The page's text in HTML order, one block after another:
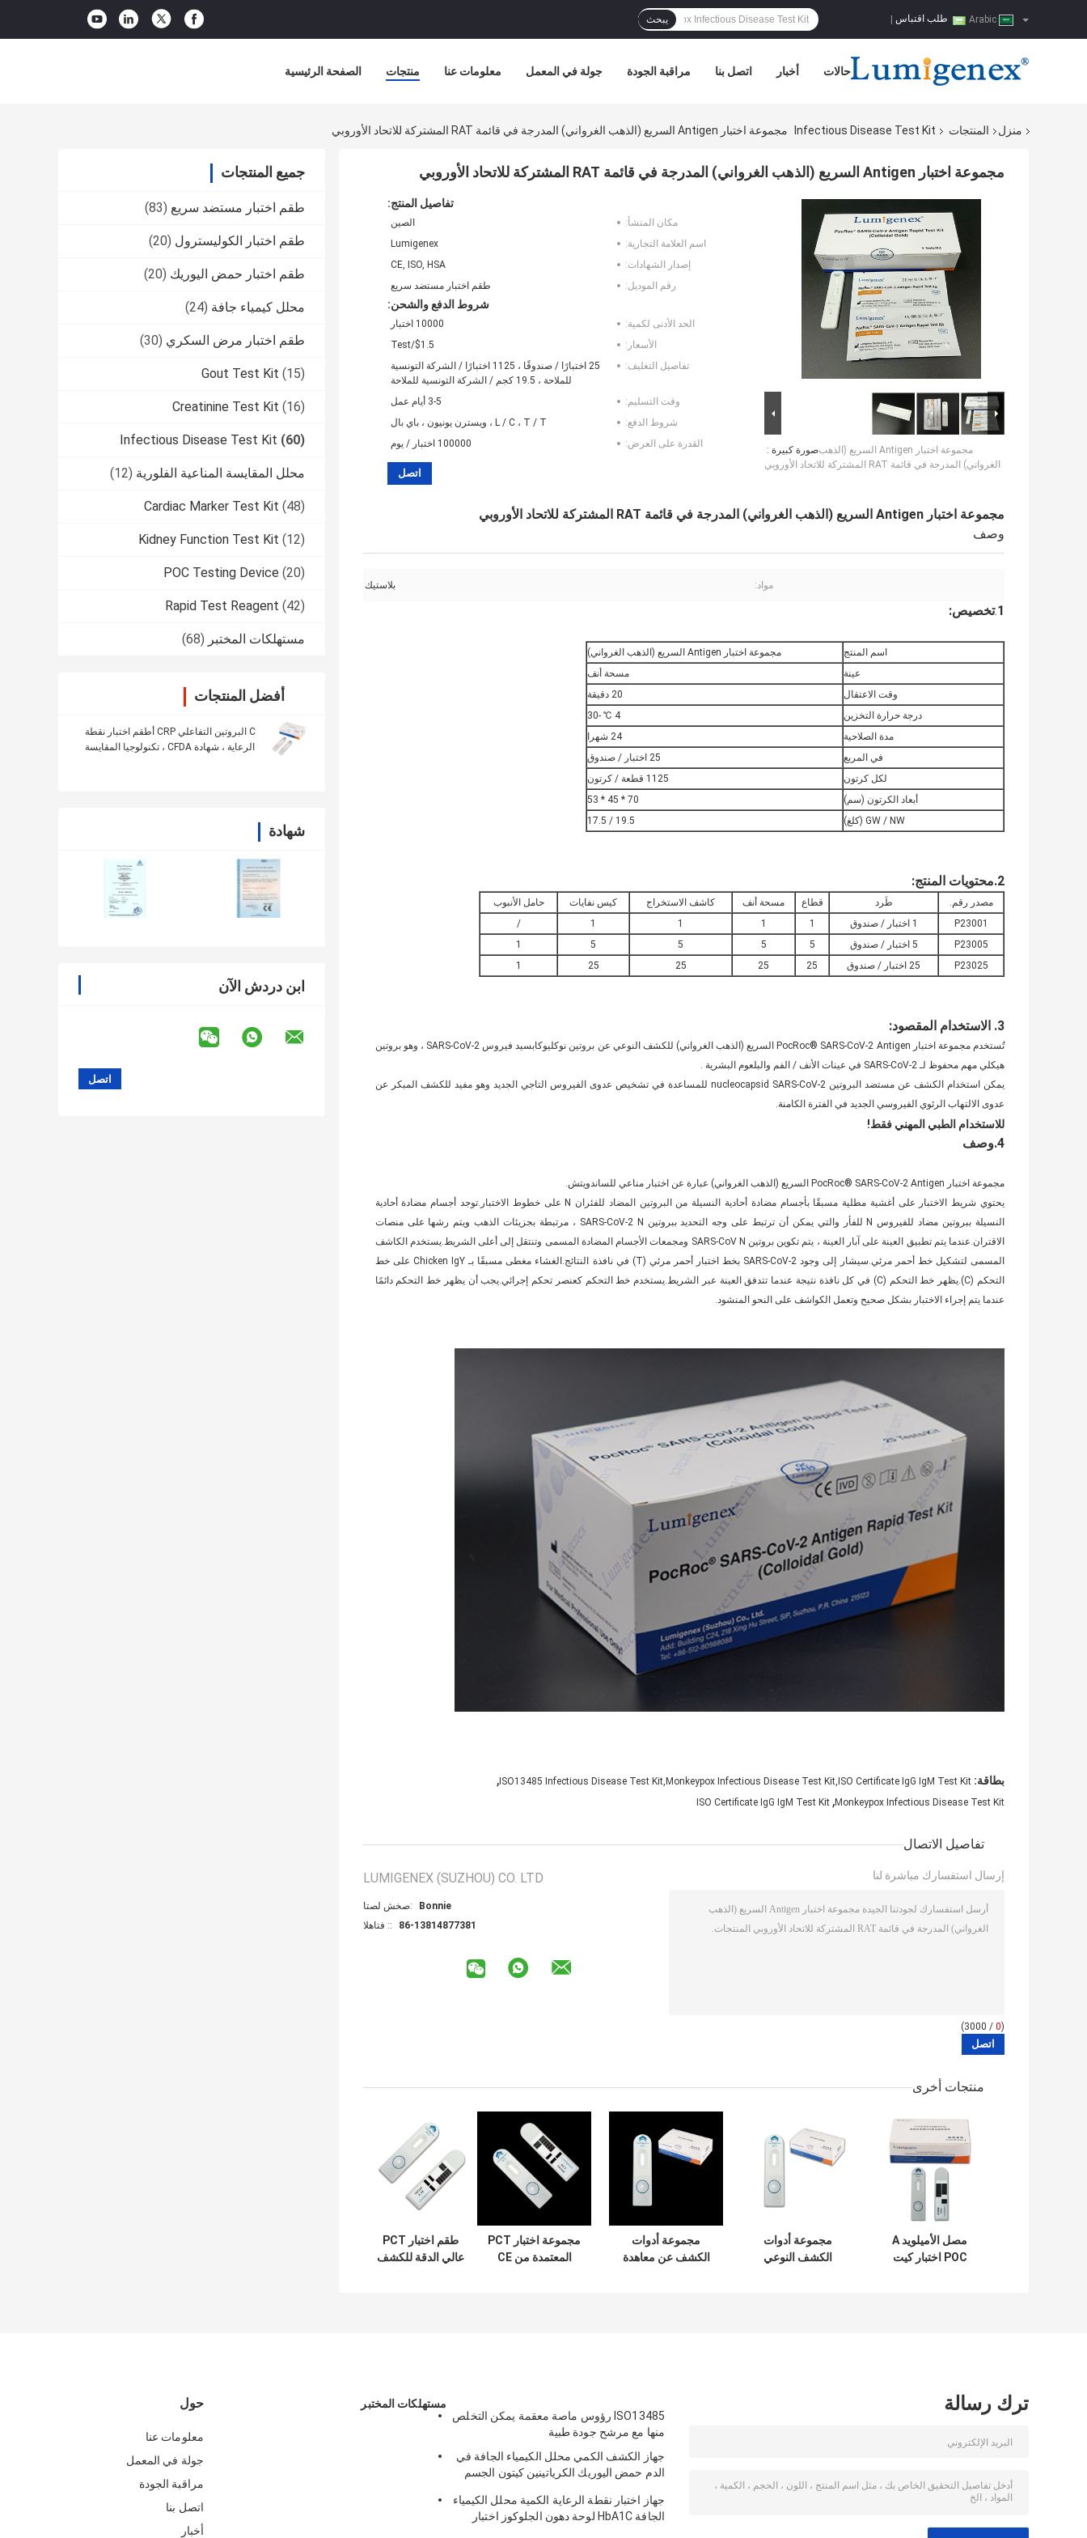
طلب اقتباس يبحث
الصفحة الرئيسية منتجات معلومات عنا جولة في المعمل مراقبة الجودة اتصل بنا أخبار حالات
منزل المنتجات Infectious Disease Test Kit مجموعة اختبار Antigen السريع (الذهب الغرواني) المدرجة في قائمة RAT المشتركة للاتحاد الأوروبي
جميع المنتجات
طقم اختبار مستضد سريع (83)
طقم اختبار الكوليسترول (20)
طقم اختبار حمض اليوريك (20)
محلل كيمياء جافة (24)
طقم اختبار مرض السكري (30)
Gout Test Kit (15)
Creatinine Test Kit (16)
Infectious Disease Test Kit (60)
محلل المقايسة المناعية الفلورية (12)
Cardiac Marker Test Kit (48)
Kidney Function Test Kit (12)
POC Testing Device (20)
Rapid Test Reagent (42)
مستهلكات المختبر (68)
أفضل المنتجات
C البروتين التفاعلي CRP أطقم اختبار نقطة
الرعاية ، شهادة CFDA ، تكنولوجيا المقايسة
شهادة
ابن دردش الآن
مجموعة اختبار Antigen السريع (الذهب الغرواني) المدرجة في قائمة RAT المشتركة للاتحاد الأوروبي
صورة كبيرة :مجموعة اختبار Antigen السريع (الذهب
الغرواني) المدرجة في قائمة RAT المشتركة للاتحاد الأوروبي
تفاصيل المنتج:
مكان المنشأ:
الصين
اسم العلامة التجارية:
Lumigenex
إصدار الشهادات:
CE, ISO, HSA
رقم الموديل:
طقم اختبار مستضد سريع
شروط الدفع والشحن:
الحد الأدنى لكمية:
10000 اختبار
الأسعار:
$1.5/Test
تفاصيل التغليف:
25 اختبارًا / صندوقًا ، 1125 اختبارًا / الشركة التونسية
للملاحة ، 19.5 كجم / الشركة التونسية للملاحة
وقت التسليم:
3-5 أيام عمل
شروط الدفع:
L / C ، T / T ، ويسترن يونيون ، باي بال
القدرة على العرض:
100000 اختبار / يوم
اتصل
مجموعة اختبار Antigen السريع (الذهب الغرواني) المدرجة في قائمة RAT المشتركة للاتحاد الأوروبي
وصف
مواد: بلاستيك
1
.تخصيص:
اسم المنتج
مجموعة اختبار Antigen السريع (الذهب الغرواني)
عينة
مسحة أنف
وقت الاعتقال
20 دقيقة
درجة حرارة التخزين
4 ℃ -30
مدة الصلاحية
24 شهرا
في المربع
25 اختبار / صندوق
لكل كرتون
1125 قطعة / كرتون
أبعاد الكرتون (سم)
70 * 45 * 53
GW / NW (كلغ)
19.5 / 17.5
2
.محتويات المنتج:
مصدر رقم. طَرد قطاع مسحة أنف كاشف الاستخراج كيس نفايات
حامل الأنبوب
P23001
1 اختبار / صندوق 1
1
1
1
/
P23005
5 اختبار / صندوق 5
5
5
5
1
P23025
25 اختبار / صندوق 25
25
25
25
1
3. الاستخدام المقصود:
تُستخدم مجموعة اختبار PocRoc® SARS-CoV-2 Antigen السريع (الذهب الغرواني) للكشف النوعي عن بروتين نوكليوكابسيد فيروس SARS-CoV-2 ، وهو بروتين
هيكلي مهم محفوظ لـ SARS-CoV-2 في عينات الأنف / الفم والبلعوم البشرية .
يمكن استخدام الكشف عن مستضد البروتين nucleocapsid SARS-CoV-2 للمساعدة في تشخيص عدوى الفيروس التاجي الجديد وهو مفيد للكشف المبكر عن
عدوى الالتهاب الرئوي الفيروسي الجديد في الفترة الكامنة.
للاستخدام الطبي المهني فقط!
4.وصف
مجموعة اختبار PocRoc® SARS-CoV-2 Antigen السريع (الذهب الغرواني) عبارة عن اختبار مناعي للساندويتش.
يحتوي شريط الاختبار على أغشية مطلية مسبقًا بأجسام مضادة أحادية النسيلة من البروتين المضاد للفئران N على خطوط الاختبار.توجد أجسام مضادة أحادية
النسيلة ببروتين مضاد للفيروس N للفأر والتي يمكن أن ترتبط على وجه التحديد ببروتين SARS-CoV-2 N ، مرتبطة بجزيئات الذهب ويتم رشها على منصات
الاقتران.عندما يتم تطبيق العينة على آبار العينة ، يتم تكوين بروتين SARS-CoV N ومجمعات الأجسام المضادة المسمى وتنتقل إلى أعلى الشريط.يستخدم الكاشف
المسمى لتشكيل خط أحمر مرئي.سيشار إلى وجود SARS-CoV-2 بخط اختبار أحمر مرئي (T) في نافذة النتائج.الغشاء مغطى مسبقًا بـ Chicken IgY على خط
التحكم (C).يظهر خط التحكم (C) في كل نافذة نتيجة عندما تتدفق العينة عبر الشريط.يستخدم خط التحكم كعنصر تحكم إجرائي.يجب أن يظهر خط التحكم دائمًا
عندما يتم إجراء الاختبار بشكل صحيح وتعمل الكواشف على النحو المنشود.
بطاقة: ISO13485 Infectious Disease Test Kit,Monkeypox Infectious Disease Test Kit,ISO Certificate IgG IgM Test Kit
,
Monkeypox Infectious Disease Test Kit
,
ISO Certificate IgG IgM Test Kit
تفاصيل الاتصال
LUMIGENEX (SUZHOU) CO. LTD
اتصل شخص:
Bonnie
الهاتف ::
86-13814877381
إرسال استفسارك مباشرة لنا
(
0
/ 3000)
منتجات أخرى
مصل الأميلويد A
POC اختبار كيت
مجموعة أدوات
الكشف النوعي
مجموعة أدوات
الكشف عن معاهدة
مجموعة اختبار PCT
المعتمدة من CE
طقم اختبار PCT
عالي الدقة للكشف
حول
معلومات عنا
جولة في المعمل
مراقبة الجودة
اتصل بنا
أخبار
مستهلكات المختبر
ISO13485 رؤوس ماصة معقمة يمكن التخلص
منها مع مرشح جودة طبية
جهاز الكشف الكمي محلل الكيمياء الجافة في
الدم حمض اليوريك الكرياتينين كيتون الجسم
جهاز اختبار نقطة الرعاية الكمية محلل الكيمياء
الجافة HbA1C لوحة دهون الجلوكوز اختبار
ترك رسالة